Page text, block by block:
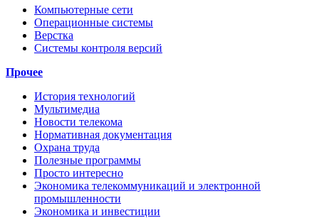
Компьютерные сети
Операционные системы
Верстка
Системы контроля версий
Прочее
История технологий
Мультимедиа
Новости телекома
Нормативная документация
Охрана труда
Полезные программы
Просто интересно
Экономика телекоммуникаций и электронной
промышленности
Экономика и инвестиции